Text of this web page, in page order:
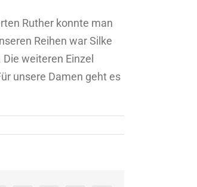
Ruther konnte man
Reihen war Silke
weiteren Einzel
unsere Damen geht es